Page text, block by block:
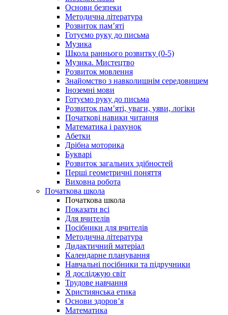
Основи безпеки
Методична література
Розвиток пам’яті
Готуємо руку до письма
Музика
Школа раннього розвитку (0-5)
Музика. Мистецтво
Розвиток мовлення
Знайомство з навколишнім середовищем
Іноземні мови
Готуємо руку до письма
Розвиток пам’яті, уваги, уяви, логіки
Початкові навики читання
Математика і рахунок
Абетки
Дрібна моторика
Букварі
Розвиток загальних здібностей
Перші геометричні поняття
Виховна робота
Початкова школа
Початкова школа
Показати всі
Для вчителів
Посібники для вчителів
Методична література
Дидактичний матеріал
Календарне планування
Навчальні посібники та підручники
Я досліджую світ
Трудове навчання
Християнська етика
Основи здоров’я
Математика